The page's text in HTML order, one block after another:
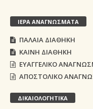
ΙΕΡΑ ΑΝΑΓΝΩΣΜΑΤΑ
ΠΑΛΑΙΑ ΔΙΑΘΗΚΗ
ΚΑΙΝΗ ΔΙΑΘΗΚΗ
ΕΥΑΓΓΕΛΙΚΟ
ΑΠΟΣΤΟΛΙΚΟ
ΔΙΚΑΙΟΛΟΓΗΤΙΚΑ